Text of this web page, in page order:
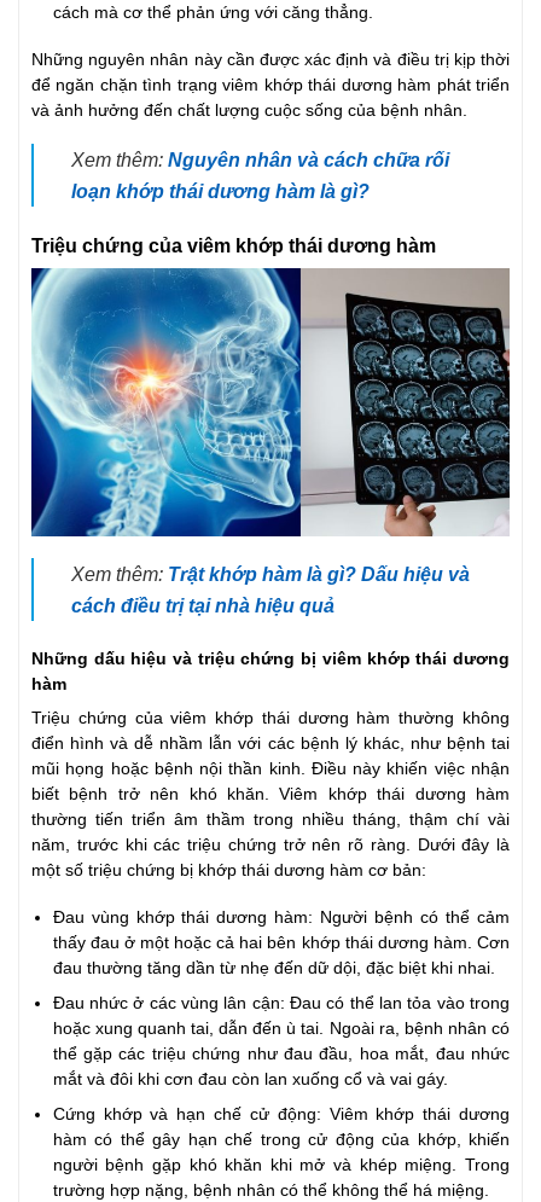
cách mà cơ thể phản ứng với căng thẳng.
Những nguyên nhân này cần được xác định và điều trị kịp thời
để ngăn chặn tình trạng viêm khớp thái dương hàm phát triển
và ảnh hưởng đến chất lượng cuộc sống của bệnh nhân.
Xem thêm: Nguyên nhân và cách chữa rối
loạn khớp thái dương hàm là gì?
Triệu chứng của viêm khớp thái dương hàm
Xem thêm: Trật khớp hàm là gì? Dấu hiệu và
cách điều trị tại nhà hiệu quả
Những dấu hiệu và triệu chứng bị viêm khớp thái dương
hàm
Triệu chứng của viêm khớp thái dương hàm thường không
điển hình và dễ nhầm lẫn với các bệnh lý khác, như bệnh tai
mũi họng hoặc bệnh nội thần kinh. Điều này khiến việc nhận
biết bệnh trở nên khó khăn. Viêm khớp thái dương hàm
thường tiến triển âm thầm trong nhiều tháng, thậm chí vài
năm, trước khi các triệu chứng trở nên rõ ràng. Dưới đây là
một số triệu chứng bị khớp thái dương hàm cơ bản:
Đau vùng khớp thái dương hàm: Người bệnh có thể cảm
thấy đau ở một hoặc cả hai bên khớp thái dương hàm. Cơn
đau thường tăng dần từ nhẹ đến dữ dội, đặc biệt khi nhai.
Đau nhức ở các vùng lân cận: Đau có thể lan tỏa vào trong
hoặc xung quanh tai, dẫn đến ù tai. Ngoài ra, bệnh nhân có
thể gặp các triệu chứng như đau đầu, hoa mắt, đau nhức
mắt và đôi khi cơn đau còn lan xuống cổ và vai gáy.
Cứng khớp và hạn chế cử động: Viêm khớp thái dương
hàm có thể gây hạn chế trong cử động của khớp, khiến
người bệnh gặp khó khăn khi mở và khép miệng. Trong
trường hợp nặng, bệnh nhân có thể không thể há miệng.